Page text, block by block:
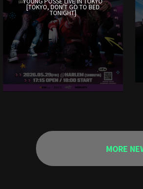
[TOKYO, DON’T GO TO BED
TONIGHT]
MORE